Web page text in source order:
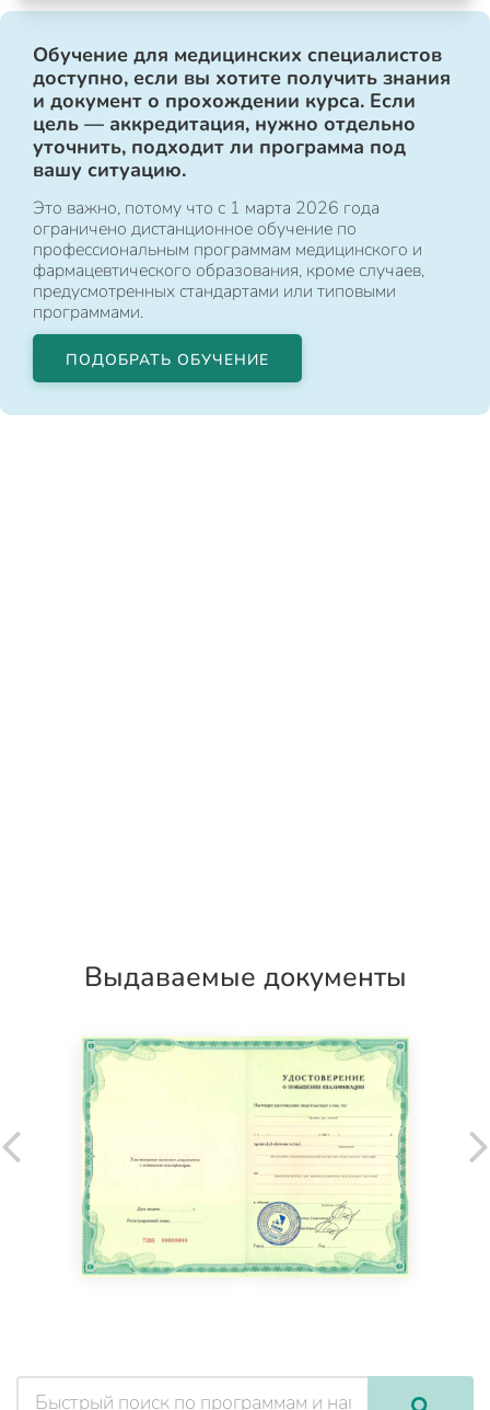
Обучение для медицинских специалистов
доступно, если вы хотите получить знания
и документ о прохождении курса. Если
цель — аккредитация, нужно отдельно
уточнить, подходит ли программа под
вашу ситуацию.
Это важно, потому что с 1 марта 2026 года
ограничено дистанционное обучение по
профессиональным программам медицинского и
фармацевтического образования, кроме случаев,
предусмотренных стандартами или типовыми
программами.
ПОДОБРАТЬ ОБУЧЕНИЕ
Выдаваемые документы